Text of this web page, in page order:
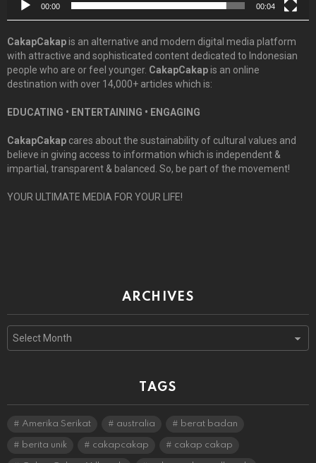
00:00 00:04
CakapCakapis an alternative and modern digital media platform
with attractive and sophisticated content dedicated to Indonesian
people who are or feel younger. CakapCakapis an online
destination with over 14,000+ articles which is:
EDUCATING • ENTERTAINING • ENGAGING
CakapCakap cares about the sustainability of cultural values and
believe in giving access to information which is independent &
impartial, transparent & balanced. So, be part of the movement!
YOUR ULTIMATE MEDIA FOR YOUR LIFE!
ARCHIVES
TAGS
Amerika Serikat australia berat badan
berita unik cakapcakap cakap cakap